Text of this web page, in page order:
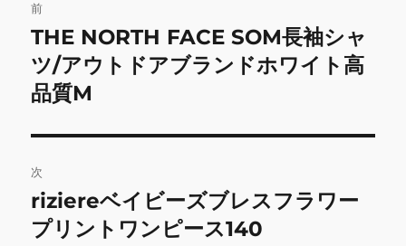
稿
ナ
ビ
ゲ
ー
シ
前
前
の
投
THE NORTH FACE SOM長袖シャ
ツ/アウトドアブランドホワイト高
品質M
次
次
の
riziereベイビーズブレスフラワー
プリントワンピース140